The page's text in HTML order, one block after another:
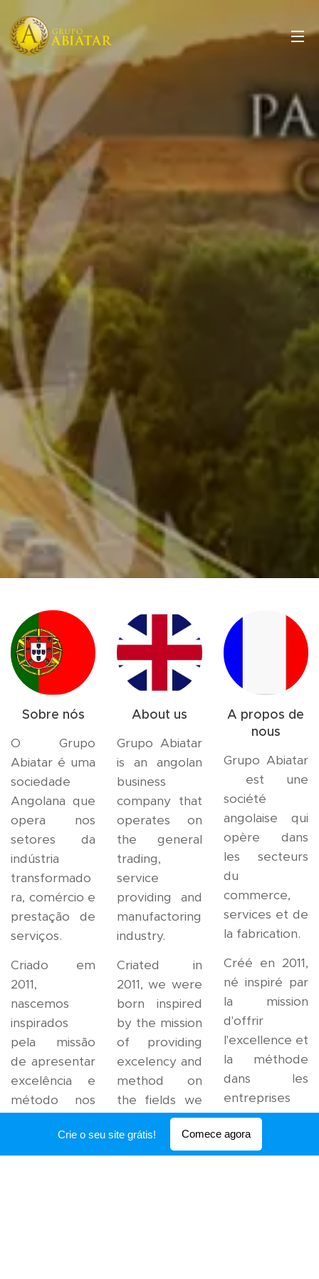
Sobre nós
O Grupo
Abiatar é uma
sociedade
Angolana que
opera nos
setores da
indústria
transformado
ra, comércio e
prestação de
serviços.
Criado em
2011,
nascemos
inspirados
pela missão
de apresentar
excelência e
método nos
operamos.
About us
Grupo Abiatar
is an angolan
business
company that
operates on
the general
trading,
service
providing and
manufactoring
industry.
Criated in
2011, we were
born inspired
by the mission
of providing
excelency and
method on
the fields we
Read more...
A propos de
nous
Grupo Abiatar
est une
société
angolaise qui
opère dans
les secteurs
du
commerce,
services et de
la fabrication.
Créé en 2011,
né inspiré par
la mission
d'offrir
l'excellence et
la méthode
dans les
entreprises
dans
lesquelles
nous opérons.
Crie o seu site grátis! Comece agora